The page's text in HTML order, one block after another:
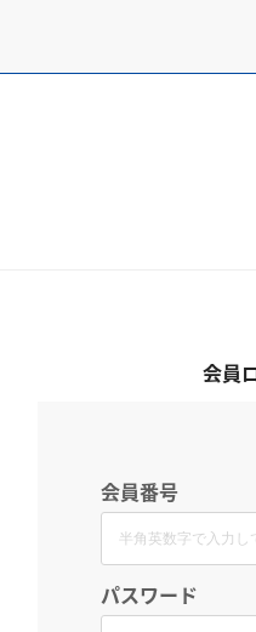
会員
会員番号
パスワード